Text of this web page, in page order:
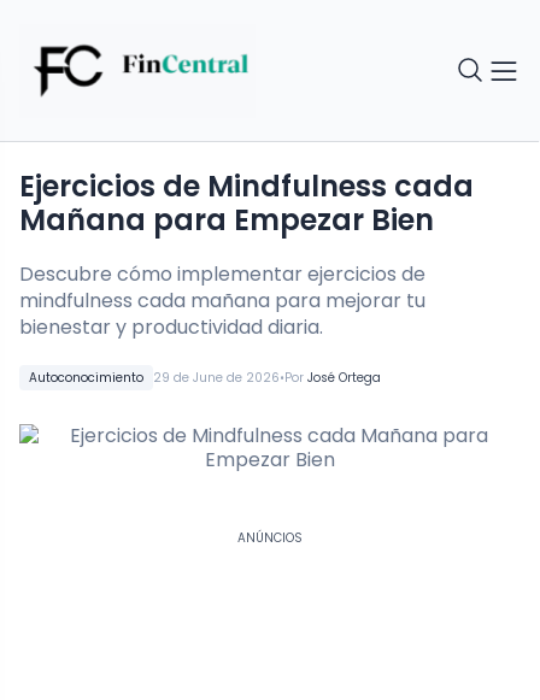
Autoconocimiento 29 de June de 2026•Por José Ortega
Ejercicios de Mindfulness cada
Mañana para Empezar Bien
Descubre cómo implementar ejercicios de
mindfulness cada mañana para mejorar tu
bienestar y productividad diaria.
ANÚNCIOS